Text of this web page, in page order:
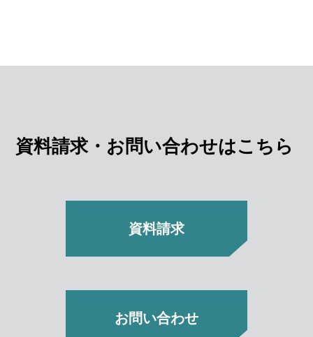
資料請求・お問い合わせはこちら
資料請求
お問い合わせ